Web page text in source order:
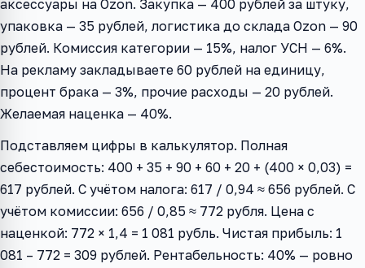
аксессуары на Ozon. Закупка — 400 рублей за штуку,
упаковка — 35 рублей, логистика до склада Ozon — 90
рублей. Комиссия категории — 15%, налог УСН — 6%.
На рекламу закладываете 60 рублей на единицу,
процент брака — 3%, прочие расходы — 20 рублей.
Желаемая наценка — 40%.
Подставляем цифры в калькулятор. Полная
себестоимость: 400 + 35 + 90 + 60 + 20 + (400 × 0,03) =
617 рублей. С учётом налога: 617 / 0,94 ≈ 656 рублей. С
учётом комиссии: 656 / 0,85 ≈ 772 рубля. Цена с
наценкой: 772 × 1,4 = 1 081 рубль. Чистая прибыль: 1
081 – 772 = 309 рублей. Рентабельность: 40% — ровно